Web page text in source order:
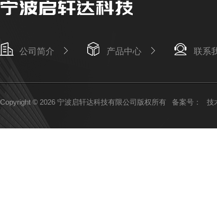
公司简介 产品中心 联系
Copyright © 2026 宁波启轩达科技有限公司版权所有 备案号： 技